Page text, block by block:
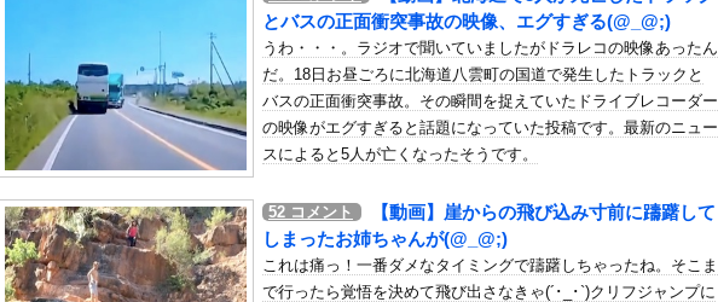
【動画】サッカーの試合中の落雷で選手1人が死亡、12人が負傷した事故。
細井くんの彼女、寝取らせOKだってよ3
ベッセント財務長官は円高に協力してほしそうにこっちを見ている
【画像】おまえらくんの机がこの女の子の椅子にされてたらｗｗｗ
【画像】この女優さん、可愛すぎる
【朗報】齋藤飛鳥、前屈みで完全に見えてる動画が拡散されてしまう…
【画像】おまえらこういう地雷系の女子高生って好きじゃないの？
海外「日本よ、お前がナンバーワンだ」 熊本地震直後の日本の対応のスピードに世界が衝撃
勇気を出して白人美女にチン凸したアジア人短小男
、爆笑されてしまうｗｗｗ
とバスの正面衝突事故の映像、エグすぎる(@_@;)
うわ・・・。ラジオで聞いていましたがドラレコの映像あったん
だ。18日お昼ごろに北海道八雲町の国道で発生したトラックと
バスの正面衝突事故。その瞬間を捉えていたドライブレコーダー
の映像がエグすぎると話題になっていた投稿です。最新のニュー
スによると5人が亡くなったそうです。
52 コメント
【動画】崖からの飛び込み寸前に躊躇して
しまったお姉ちゃんが(@_@;)
これは痛っ！一番ダメなタイミングで躊躇しちゃったね。そこま
で行ったら覚悟を決めて飛び出さなきゃ(´･_･`)クリフジャンプに